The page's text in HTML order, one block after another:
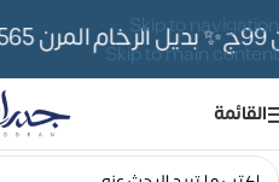
Skip to navigation
Skip to main content
✨ بديل الرخام المرن 565ج بدلًا من 690ج لفترة محدوده
القائمة